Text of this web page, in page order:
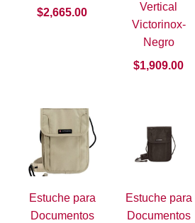
$2,665.00
Vertical
Victorinox-
Negro
$1,909.00
Estuche para
Documentos
Estuche para
Documentos